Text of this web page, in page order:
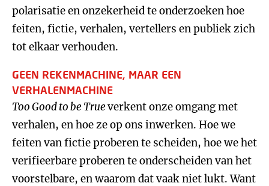
polarisatie en onzekerheid te onderzoeken hoe
feiten, fictie, verhalen, vertellers en publiek zich
tot elkaar verhouden.
GEEN REKENMACHINE, MAAR EEN
VERHALENMACHINE
Too Good to be Trueverkent onze omgang met
verhalen, en hoe ze op ons inwerken. Hoe we
feiten van fictie proberen te scheiden, hoe we het
verifieerbare proberen te onderscheiden van het
voorstelbare, en waarom dat vaak niet lukt. Want